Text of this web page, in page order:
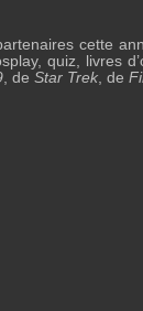
cette
quiz, livres
, de Star Trek , de